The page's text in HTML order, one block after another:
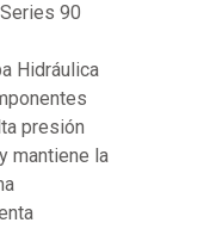
90
Hidráulica
presión
mantiene la